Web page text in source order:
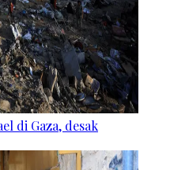
di Gaza, desak